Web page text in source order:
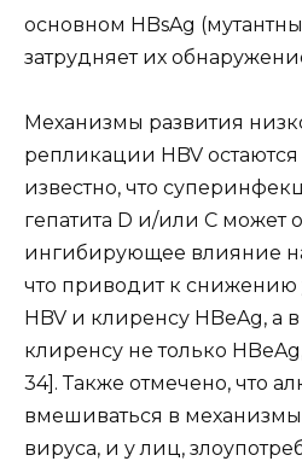
основном HBsAg
затрудняет их
Механизмы развития
репликации HBV
известно, что
гепатита D и/или С может
ингибирующее влияние
что приводит к
HBV и клиренсу HBeAg, а в
клиренсу не только
34]. Также отмечено, что
вмешиваться в
вируса, и у лиц,